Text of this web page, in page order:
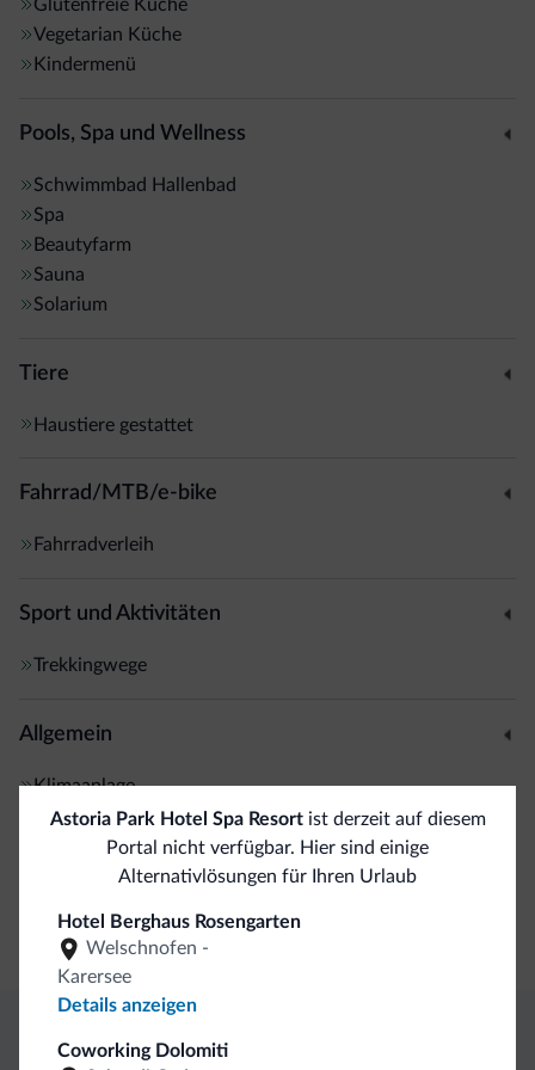
Autobahn A22 gelangen Sie nach 17 km.
Glutenfreie Küche
Vegetarian Küche
Kindermenü
Pools, Spa und Wellness
Schwimmbad Hallenbad
Spa
Beautyfarm
Sauna
Solarium
Tiere
Haustiere gestattet
Fahrrad/MTB/e-bike
Fahrradverleih
Sport und Aktivitäten
Trekkingwege
Allgemein
Klimaanlage
Safe
Kongresshalle
Astoria Park Hotel Spa Resortist derzeit auf diesem
Portal nicht verfügbar. Hier sind einige
Alternativlösungen für Ihren Urlaub
Hotel Berghaus Rosengarten
Welschnofen -
Karersee
Details anzeigen
Coworking Dolomiti